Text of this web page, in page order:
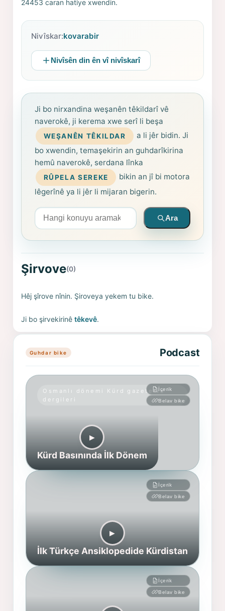
24453 caran hatiye xwendin.
Nivîskar:kovarabir
Nivîsên din ên vî nivîskarî
Ji bo nirxandina weşanên têkildarî vê
naverokê, ji kerema xwe serî li beşa
WEŞANÊN TÊKILDAR
a li jêr bidin. Ji
bo xwendin, temaşekirin an guhdarîkirina
hemû naverokê, serdana lînka
RÛPELA SEREKE
bikin an jî bi motora
lêgerînê ya li jêr li mijaran bigerin.
Arama yapın
Ara
Şirvove(0)
Hêj şîrove nînin. Şiroveya yekem tu bike.
Ji bo şirvekirinêtêkevê.
Guhdar bike Podcast
Osmanlı dönemi Kürd gazete ve
dergileri
İçerik
Belav bike
▶︎
Kürd Basınında İlk Dönem
İçerik
Belav bike
▶︎
İlk Türkçe Ansiklopedide Kürdistan
İçerik
Belav bike